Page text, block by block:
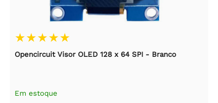
Opencircuit Visor OLED 128 x 64 SPI - Branco
Em estoque